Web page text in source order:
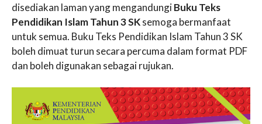
disediakan laman yang mengandungiBuku Teks
Pendidikan Islam Tahun 3 SKsemoga bermanfaat
untuk semua. Buku Teks Pendidikan Islam Tahun 3 SK
boleh dimuat turun secara percuma dalam format PDF
dan boleh digunakan sebagai rujukan.